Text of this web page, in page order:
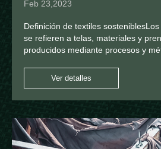
Feb 23,2023
Definición de textiles
se refieren a telas, materiales y
producidos mediante procesos y
Ver detalles